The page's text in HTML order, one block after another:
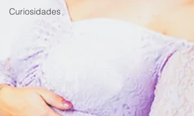
Curiosidades